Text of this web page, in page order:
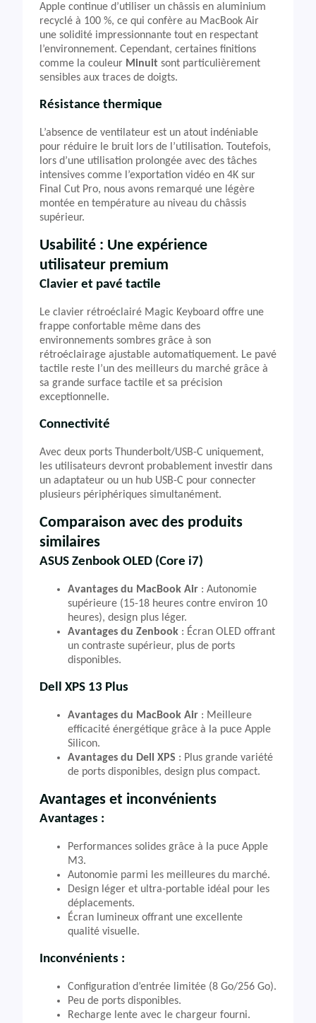
Apple continue d’utiliser un châssis en aluminium
recyclé à 100 %, ce qui confère au MacBook Air
une solidité impressionnante tout en respectant
l’environnement. Cependant, certaines finitions
comme la couleur Minuit sont particulièrement
sensibles aux traces de doigts.
Résistance thermique
L’absence de ventilateur est un atout indéniable
pour réduire le bruit lors de l’utilisation. Toutefois,
lors d’une utilisation prolongée avec des tâches
intensives comme l’exportation vidéo en 4K sur
Final Cut Pro, nous avons remarqué une légère
montée en température au niveau du châssis
supérieur.
Usabilité : Une expérience
utilisateur premium
Clavier et pavé tactile
Le clavier rétroéclairé Magic Keyboard offre une
frappe confortable même dans des
environnements sombres grâce à son
rétroéclairage ajustable automatiquement. Le pavé
tactile reste l’un des meilleurs du marché grâce à
sa grande surface tactile et sa précision
exceptionnelle.
Connectivité
Avec deux ports Thunderbolt/USB-C uniquement,
les utilisateurs devront probablement investir dans
un adaptateur ou un hub USB-C pour connecter
plusieurs périphériques simultanément.
Comparaison avec des produits
similaires
ASUS Zenbook OLED (Core i7)
Avantages du MacBook Air : Autonomie
supérieure (15-18 heures contre environ 10
heures), design plus léger.
Avantages du Zenbook : Écran OLED offrant
un contraste supérieur, plus de ports
disponibles.
Dell XPS 13 Plus
Avantages du MacBook Air : Meilleure
efficacité énergétique grâce à la puce Apple
Silicon.
Avantages du Dell XPS : Plus grande variété
de ports disponibles, design plus compact.
Avantages et inconvénients
Avantages :
Performances solides grâce à la puce Apple
M3.
Autonomie parmi les meilleures du marché.
Design léger et ultra-portable idéal pour les
déplacements.
Écran lumineux offrant une excellente
qualité visuelle.
Inconvénients :
Configuration d’entrée limitée (8 Go/256 Go).
Peu de ports disponibles.
Recharge lente avec le chargeur fourni.